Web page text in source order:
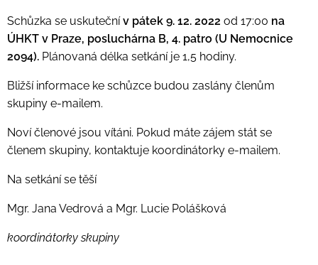
Schůzka se uskutečnív pátek 9. 12. 2022 od 17:00 na
ÚHKT v Praze, posluchárna B, 4. patro (U Nemocnice
2094). Plánovaná délka setkání je 1,5 hodiny.
Bližší informace ke schůzce budou zaslány členům
skupiny e-mailem.
Noví členové jsou vítáni. Pokud máte zájem stát se
členem skupiny, kontaktuje koordinátorky e-mailem.
Na setkání se těší
Mgr. Jana Vedrová a Mgr. Lucie Polášková
koordinátorky skupiny